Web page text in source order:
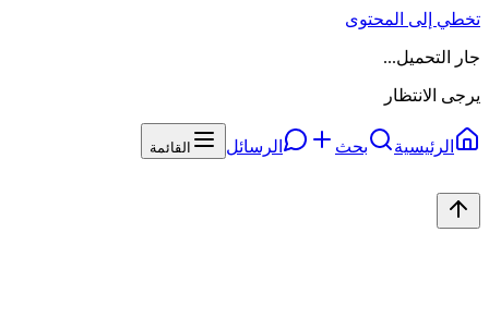
تخطي إلى المحتوى
جار التحميل...
يرجى الانتظار
الرئيسية بحث الرسائل القائمة